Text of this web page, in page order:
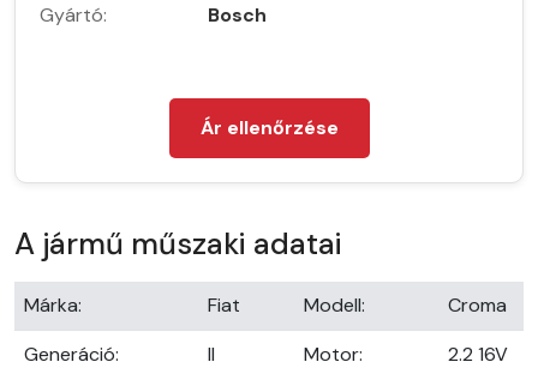
Gyártó:
Bosch
Ár ellenőrzése
A jármű műszaki adatai
Márka: Fiat Modell:
Croma
Generáció:
II Motor:
2.2 16V